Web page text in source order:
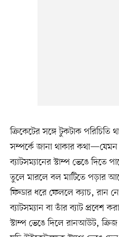
ক্রিকেটের সঙ্গে টুকটাক
সম্পর্কে জানা থাকার
ব্যাটসম্যানের স্টাম্প ভেঙে
তুলে মারলে বল মাটিতে পড়ার
ফিল্ডার ধরে ফেললে ক্যাচ, রান
ব্যাটসম্যান বা তাঁর ব্যাট প্রবেশ
স্টাম্প ভেঙে দিলে রানআউট,